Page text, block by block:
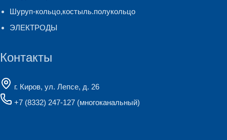
Шуруп-кольцо,костыль.полукольцо
ЭЛЕКТРОДЫ
Контакты
г. Киров, ул. Лепсе, д. 26
+7 (8332) 247-127 (многоканальный)